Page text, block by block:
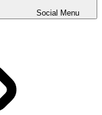
Social Menu